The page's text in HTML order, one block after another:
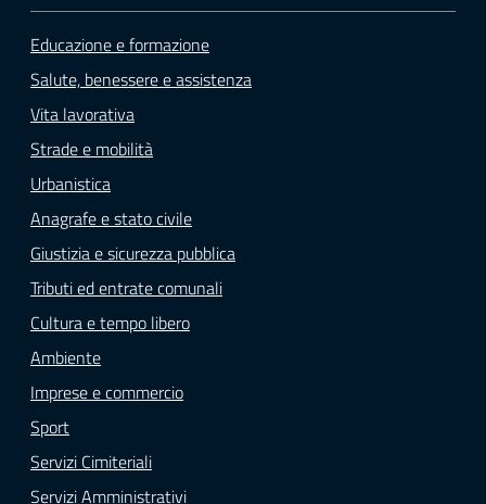
Educazione e formazione
Salute, benessere e assistenza
Vita lavorativa
Strade e mobilità
Urbanistica
Anagrafe e stato civile
Giustizia e sicurezza pubblica
Tributi ed entrate comunali
Cultura e tempo libero
Ambiente
Imprese e commercio
Sport
Servizi Cimiteriali
Servizi Amministrativi